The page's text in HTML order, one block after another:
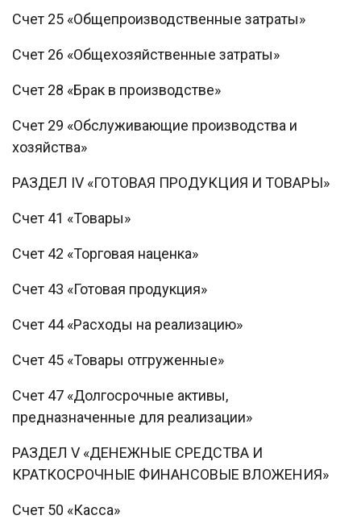
Счет 25 «Общепроизводственные затраты»
Счет 26 «Общехозяйственные затраты»
Счет 28 «Брак в производстве»
Счет 29 «Обслуживающие производства и
хозяйства»
РАЗДЕЛ IV «ГОТОВАЯ ПРОДУКЦИЯ И ТОВАРЫ»
Счет 41 «Товары»
Счет 42 «Торговая наценка»
Счет 43 «Готовая продукция»
Счет 44 «Расходы на реализацию»
Счет 45 «Товары отгруженные»
Счет 47 «Долгосрочные активы,
предназначенные для реализации»
РАЗДЕЛ V «ДЕНЕЖНЫЕ СРЕДСТВА И
КРАТКОСРОЧНЫЕ ФИНАНСОВЫЕ ВЛОЖЕНИЯ»
Счет 50 «Касса»